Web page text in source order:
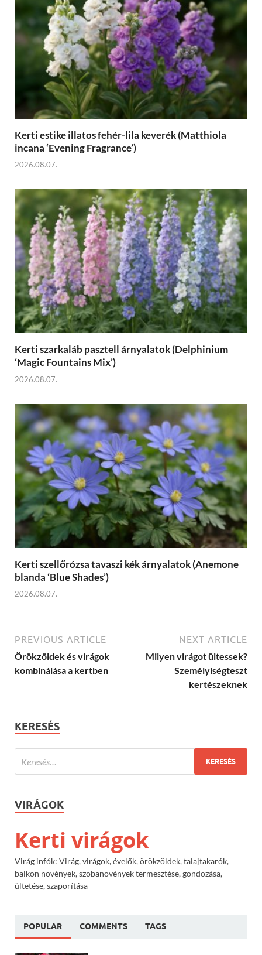
Kerti estike illatos fehér-lila keverék (Matthiola
incana ‘Evening Fragrance’)
2026.08.07.
Kerti szarkaláb pasztell árnyalatok (Delphinium
‘Magic Fountains Mix’)
2026.08.07.
Kerti szellőrózsa tavaszi kék árnyalatok (Anemone
blanda ‘Blue Shades’)
2026.08.07.
PREVIOUS ARTICLE
Örökzöldek és virágok
kombinálása a kertben
NEXT ARTICLE
Milyen virágot ültessek?
Személyiségteszt
kertészeknek
KERESÉS
VIRÁGOK
Kerti virágok
Virág infók: Virág, virágok, évelők, örökzöldek, talajtakarók,
balkon növények, szobanövények termesztése, gondozása,
ültetése, szaporítása
POPULAR COMMENTS TAGS